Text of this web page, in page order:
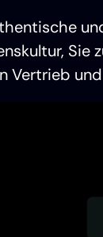
Sie
Vertrieb